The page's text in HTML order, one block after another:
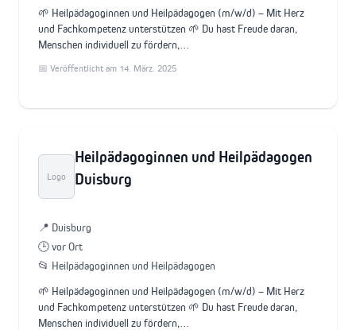
🌱 Heilpädagoginnen und Heilpädagogen (m/w/d) – Mit Herz
und Fachkompetenz unterstützen 🌱 Du hast Freude daran,
Menschen individuell zu fördern,…
📅 Veröffentlicht am 14. März. 2025
Logo
Heilpädagoginnen und Heilpädagogen
Duisburg
📍 Duisburg
🕒 vor Ort
📂 Heilpädagoginnen und Heilpädagogen
🌱 Heilpädagoginnen und Heilpädagogen (m/w/d) – Mit Herz
und Fachkompetenz unterstützen 🌱 Du hast Freude daran,
Menschen individuell zu fördern,…